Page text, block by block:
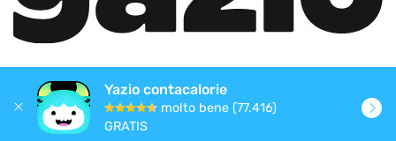
Yazio contacalorie
molto bene (77.416)
GRATIS